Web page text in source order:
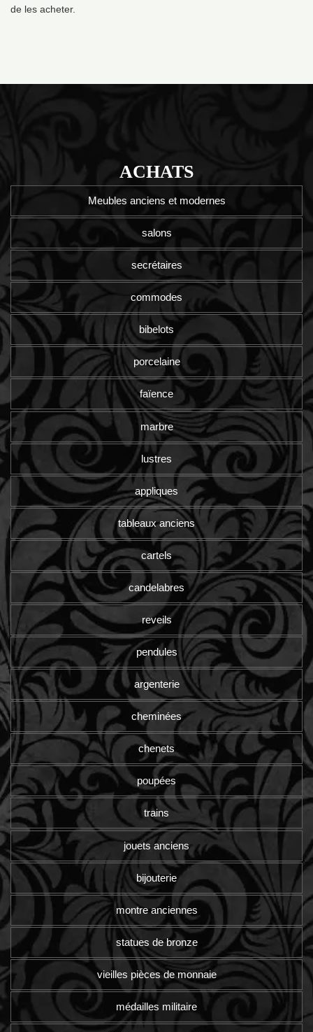
de les acheter.
ACHATS
Meubles anciens et modernes
salons
secrétaires
commodes
bibelots
porcelaine
faïence
marbre
lustres
appliques
tableaux anciens
cartels
candelabres
reveils
pendules
argenterie
cheminées
chenets
poupées
trains
jouets anciens
bijouterie
montre anciennes
statues de bronze
vieilles pièces de monnaie
médailles militaire